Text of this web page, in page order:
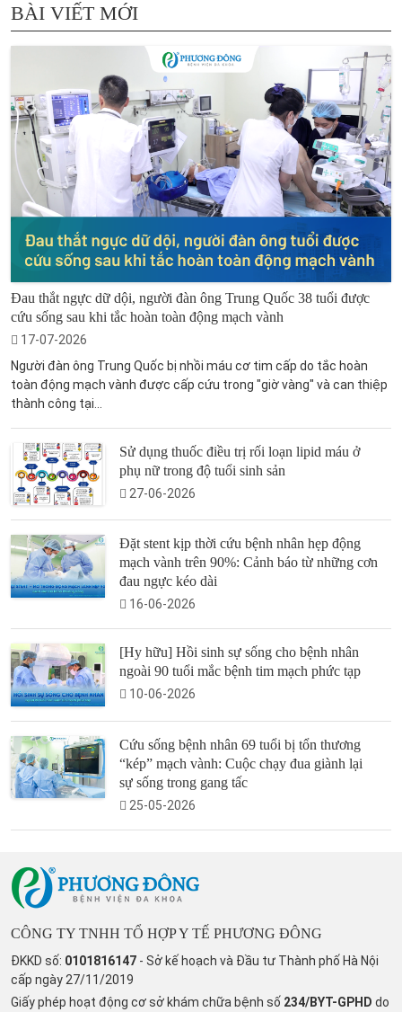
BÀI VIẾT MỚI
Đau thắt ngực dữ dội, người đàn ông Trung Quốc 38 tuổi được
cứu sống sau khi tắc hoàn toàn động mạch vành
17-07-2026
Người đàn ông Trung Quốc bị nhồi máu cơ tim cấp do tắc hoàn
toàn động mạch vành được cấp cứu trong "giờ vàng" và can thiệp
thành công tại...
Sử dụng thuốc điều trị rối loạn lipid máu ở
phụ nữ trong độ tuổi sinh sản
27-06-2026
Đặt stent kịp thời cứu bệnh nhân hẹp động
mạch vành trên 90%: Cảnh báo từ những cơn
đau ngực kéo dài
16-06-2026
[Hy hữu] Hồi sinh sự sống cho bệnh nhân
ngoài 90 tuổi mắc bệnh tim mạch phức tạp
10-06-2026
Cứu sống bệnh nhân 69 tuổi bị tổn thương
“kép” mạch vành: Cuộc chạy đua giành lại
sự sống trong gang tấc
25-05-2026
CÔNG TY TNHH TỔ HỢP Y TẾ PHƯƠNG ĐÔNG
ĐKKD số: 0101816147 - Sở kế hoạch và Đầu tư Thành phố Hà Nội
cấp ngày 27/11/2019
Giấy phép hoạt động cơ sở khám chữa bệnh số 234/BYT-GPHD do